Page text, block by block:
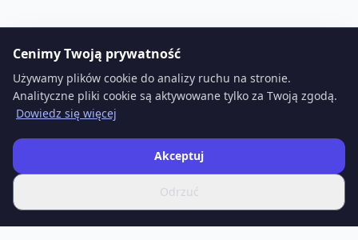
Cenimy Twoją prywatność
Używamy plików cookie do analizy ruchu na stronie.
Analityczne pliki cookie są aktywowane tylko za Twoją zgodą.
Dowiedz się więcej
Odrzuć
Akceptuj